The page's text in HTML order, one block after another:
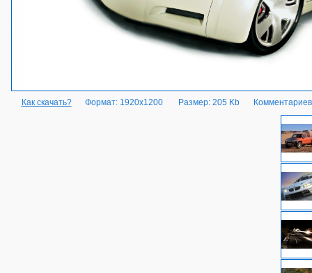
Как скачать? Формат: 1920x1200 Размер: 205 Kb